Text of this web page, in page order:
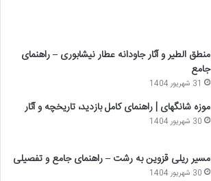
منطق الطیر و آثار جاودانه عطار نیشابوری – راهنمای
جامع
31 شهریور 1404
موزه شانگهای | راهنمای کامل بازدید، تاریخچه و آثار
30 شهریور 1404
مسیر ریلی قزوین به رشت – راهنمای جامع و تفصیلی
30 شهریور 1404